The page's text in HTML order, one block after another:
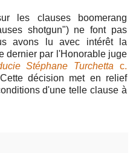
les clauses boomerang
shotgun") ne font pas
avons lu avec intérêt la
dernier par l'Honorable juge
Stéphane Turchetta c.
décision met en relief
d'une telle clause à